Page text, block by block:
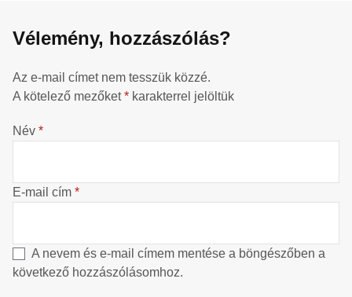
Vélemény, hozzászólás?
Az e-mail címet nem tesszük közzé.
A kötelező mezőket* karakterrel jelöltük
Név *
E-mail cím *
A nevem és e-mail címem mentése a böngészőben a
következő hozzászólásomhoz.